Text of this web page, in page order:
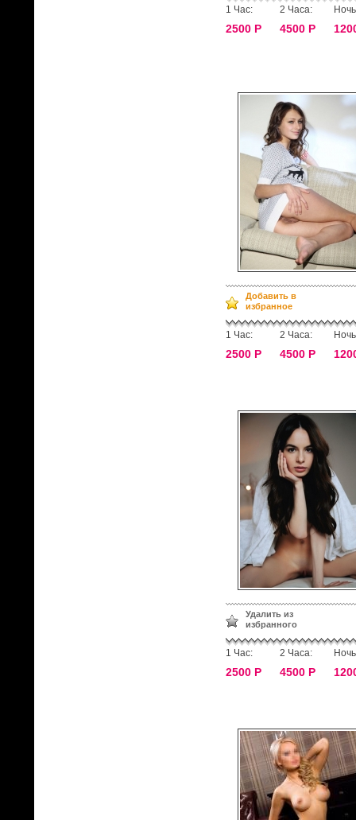
1 Час:
2500 Р
2 Часа:
4500 Р
Добавить в
избранное
1 Час:
2500 Р
2 Часа:
4500 Р
Удалить из
избранного
1 Час:
2500 Р
2 Часа:
4500 Р